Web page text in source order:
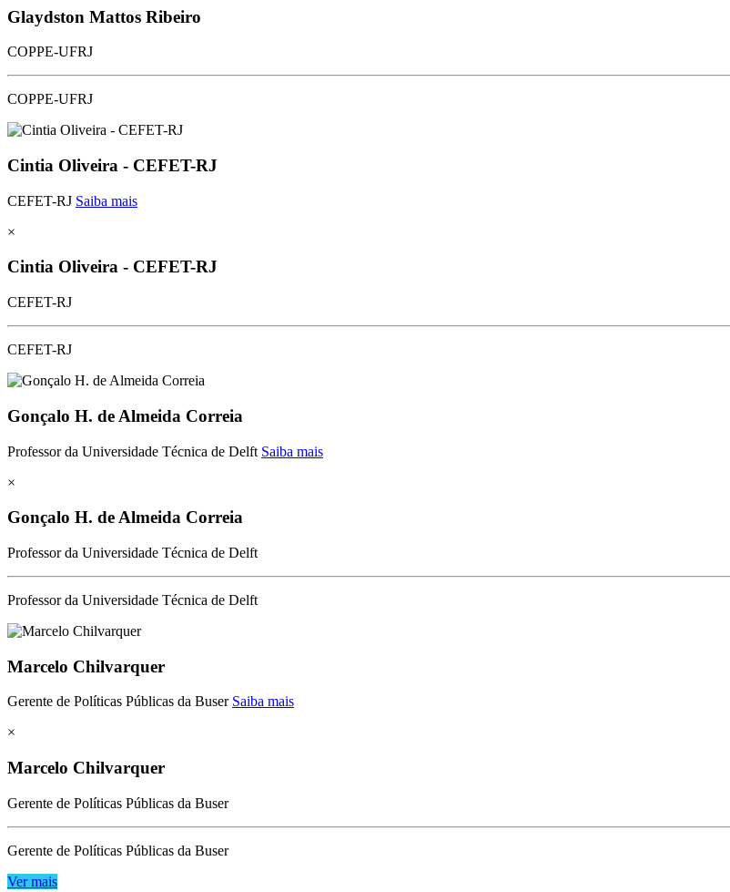
Glaydston Mattos Ribeiro
COPPE-UFRJ
COPPE-UFRJ
Cintia Oliveira - CEFET-RJ
CEFET-RJ Saiba mais
×
Cintia Oliveira - CEFET-RJ
CEFET-RJ
CEFET-RJ
Gonçalo H. de Almeida Correia
Professor da Universidade Técnica de Delft Saiba mais
×
Gonçalo H. de Almeida Correia
Professor da Universidade Técnica de Delft
Professor da Universidade Técnica de Delft
Marcelo Chilvarquer
Gerente de Políticas Públicas da Buser Saiba mais
×
Marcelo Chilvarquer
Gerente de Políticas Públicas da Buser
Gerente de Políticas Públicas da Buser
Ver mais